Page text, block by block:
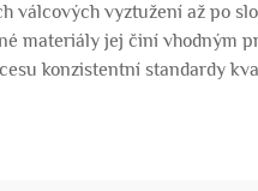
vyztužení až po
materiály jej činí vhodným
konzistentní standardy